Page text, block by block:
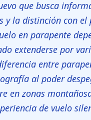
que busca
y la distinción con
en parapente
extenderse por
entre
al poder
en zonas
de vuelo